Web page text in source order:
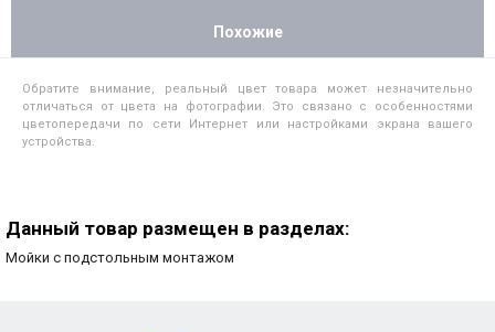
Похожие
Обратите внимание, реальный цвет товара может незначительно
отличаться от цвета на фотографии. Это связано с особенностями
цветопередачи по сети Интернет или настройками экрана вашего
устройства.
Данный товар размещен в разделах:
Мойки с подстольным монтажом